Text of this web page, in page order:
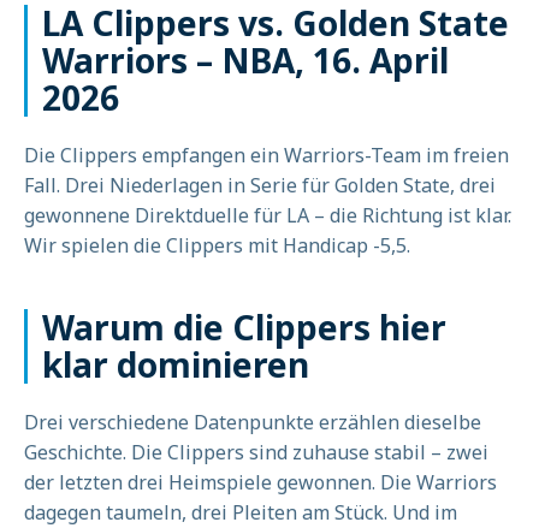
LA Clippers vs. Golden State
Warriors – NBA, 16. April
2026
Die Clippers empfangen ein Warriors-Team im freien
Fall. Drei Niederlagen in Serie für Golden State, drei
gewonnene Direktduelle für LA – die Richtung ist klar.
Wir spielen die Clippers mit Handicap -5,5.
Warum die Clippers hier
klar dominieren
Drei verschiedene Datenpunkte erzählen dieselbe
Geschichte. Die Clippers sind zuhause stabil – zwei
der letzten drei Heimspiele gewonnen. Die Warriors
dagegen taumeln, drei Pleiten am Stück. Und im